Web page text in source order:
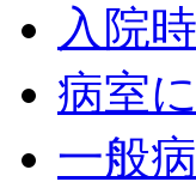
入院
病室
一般